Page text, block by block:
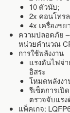
10 ตัวนับ;
2x คอนโทร
4x เครื่องขย
ความปลอดภัย –
หน่วยคำนวณ
การใช้พลังงาน
แรงดันไฟจ่า
อิสระ
โหมดพลังง
รีเซ็ตการเปิ
ตรวจจับแร
แพ็คเกจ: